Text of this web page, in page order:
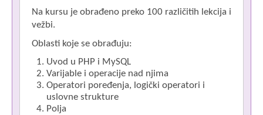
Na kursu je obrađeno preko 100 različitih lekcija i
vežbi.
Oblasti koje se obrađuju:
Uvod u PHP i MySQL
Varijable i operacije nad njima
Operatori poređenja, logički operatori i
uslovne strukture
Polja